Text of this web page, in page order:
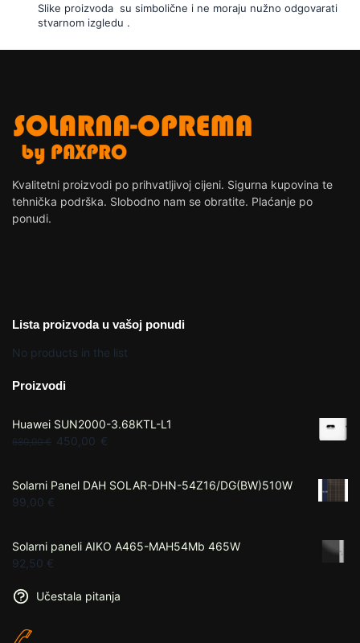
Slike proizvoda su simbolične i ne moraju nužno odgovarati
stvarnom izgledu .
Kvalitetni proizvodi po prihvatljivoj cijeni. Sigurna kupovina te
tehnička podrška. Slobodno nam se obratite. Plaćanje po
ponudi.
Lista proizvoda u vašoj ponudi
No products in the list
Proizvodi
Huawei SUN2000-3.68KTL-L1
680,00€ 450,00 €
Solarni Panel DAH SOLAR-DHN-54Z16/DG(BW)510W
99,00 €
Solarni paneli AIKO A465-MAH54Mb 465W
92,50 €
Učestala pitanja